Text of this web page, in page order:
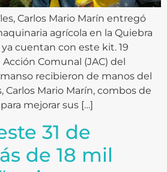
Carlos Mario Marín entregó
agrícola en la Quiebra
ya cuentan con este kit. 19
Comunal (JAC) del
recibieron de manos del
Carlos Mario Marín, combos de
mejorar sus […]
31 de
de 18 mil